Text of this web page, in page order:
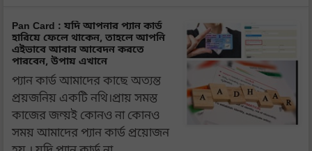
Pan Card : যদি আপনার প্যান কার্ড
হারিয়ে ফেলে থাকেন, তাহলে আপনি
এইভাবে আবার আবেদন করতে
পারবেন, উপায় এখানে
প্যান কার্ড আমাদের কাছে অত্যন্ত
প্রয়জনিয় একটি নথি।প্রায় সমস্ত
কাজের জন্য়ই কোনও না কোনও
সময় আমাদের প্যান কার্ড প্রয়োজন